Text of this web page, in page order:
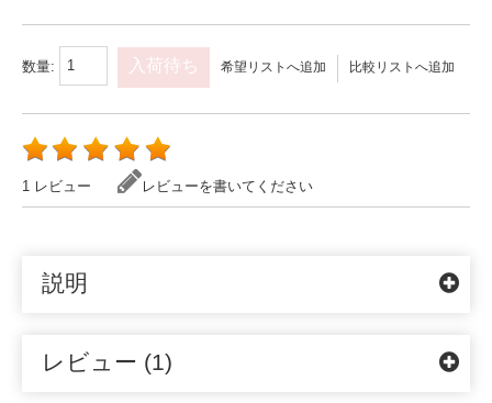
数量: 入荷待ち 希望リストへ追加 比較リストへ追加
1 レビュー レビューを書いてください
説明
レビュー (1)